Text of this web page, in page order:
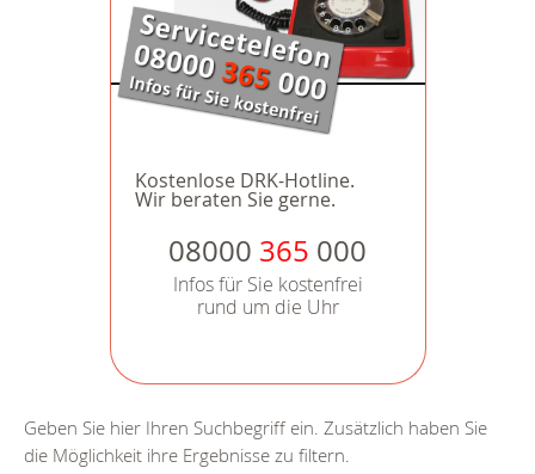
Kostenlose DRK-Hotline.
Wir beraten Sie gerne.
08000 365 000
Infos für Sie kostenfrei
rund um die Uhr
Geben Sie hier Ihren Suchbegriff ein. Zusätzlich haben Sie
die Möglichkeit ihre Ergebnisse zu filtern.